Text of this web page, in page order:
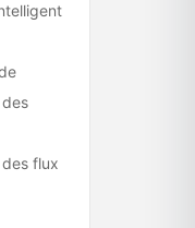
flux